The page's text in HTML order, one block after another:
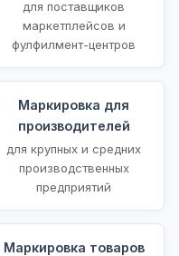
для поставщиков
маркетплейсов и
фулфилмент-центров
Маркировка для
производителей
для крупных и средних
производственных
предприятий
Маркировка товаров